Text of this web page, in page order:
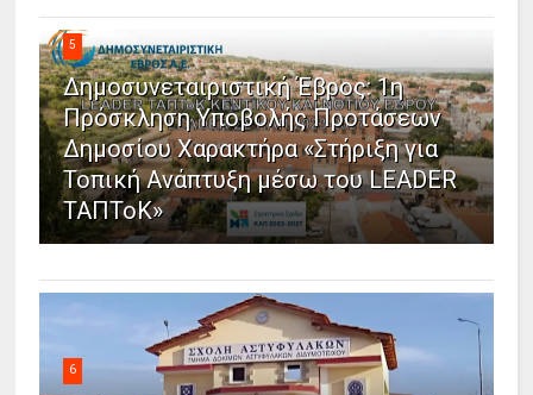
5
Δημοσυνεταιριστική Έβρος: 1η
Πρόσκληση Υποβολής Προτάσεων
Δημοσίου Χαρακτήρα «Στήριξη για
Τοπική Ανάπτυξη μέσω του LEADER
ΤΑΠΤοΚ»
6